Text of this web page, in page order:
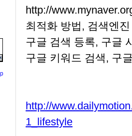
http://
최적화 방법, 검색엔
구글 검색 등록, 구글
구글 키워드 검색, 구
http://
1_lifestyle